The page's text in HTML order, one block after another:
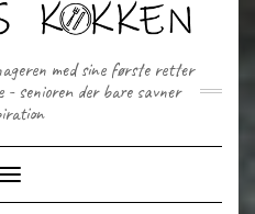
med sine første retter
- senioren der bare savner
Toggle Navigation